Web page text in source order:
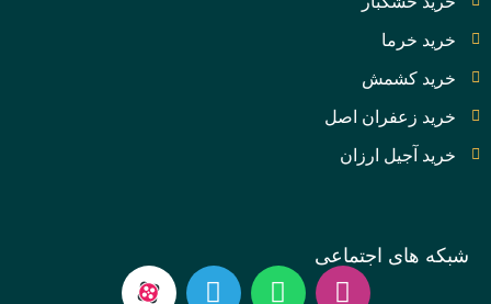
خرید خرما
خرید کشمش
خرید زعفران اصل
خرید آجیل ارزان
شبکه های اجتماعی